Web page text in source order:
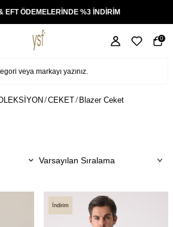
EFT ÖDEMELERİNDE %3 İNDİRİM
0
CEKET Blazer Ceket
İndirim